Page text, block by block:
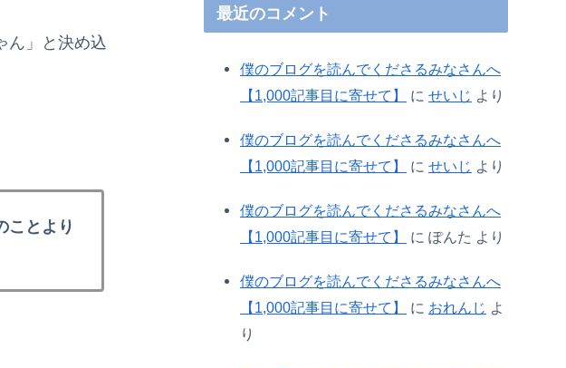
ん」と決め込
ことより
最近のコメント
僕のブログを読んでくださるみなさんへ
【1,000記事目に寄せて】
に せいじ より
僕のブログを読んでくださるみなさんへ
【1,000記事目に寄せて】
に せいじ より
僕のブログを読んでくださるみなさんへ
【1,000記事目に寄せて】
に ぽんた より
僕のブログを読んでくださるみなさんへ
【1,000記事目に寄せて】
に おれんじ よ
り